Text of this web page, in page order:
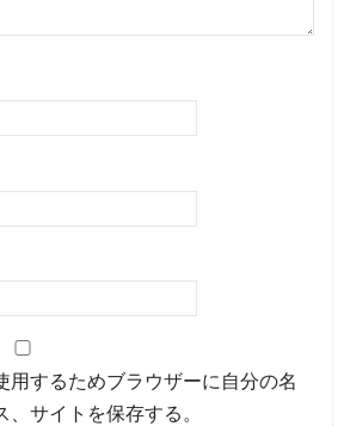
用するためブラウザーに自分の名
サイトを保存する。